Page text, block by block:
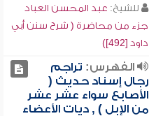
للشيخ: عبد المحسن العباد
جزء من محاضرة ( شرح سنن أبي
داود [492])
الفهرس: تراجم
رجال إسناد حديث (
الأصابع سواء عشر عشر
من الإبل ) , ديات الأعضاء